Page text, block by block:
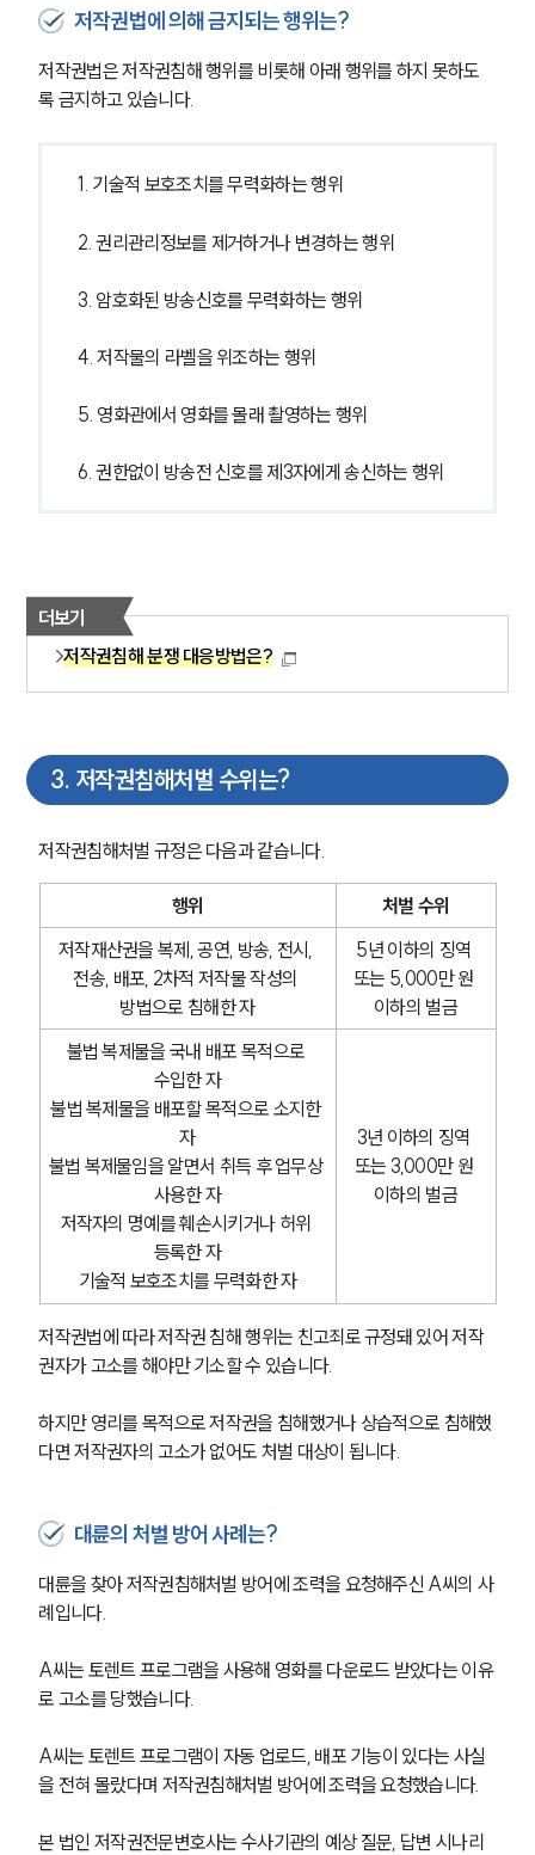
저작권법에 의해 금지되는 행위는?
저작권법은 저작권침해 행위를 비롯해 아래 행위를 하지 못하도
록 금지하고 있습니다.
1. 기술적 보호조치를 무력화하는 행위
2. 권리관리정보를 제거하거나 변경하는 행위
3. 암호화된 방송신호를 무력화하는 행위
4. 저작물의 라벨을 위조하는 행위
5. 영화관에서 영화를 몰래 촬영하는 행위
6. 권한없이 방송전 신호를 제3자에게 송신하는 행위
더보기
저작권침해 분쟁 대응방법은?
3. 저작권침해처벌 수위는?
저작권침해처벌 규정은 다음과 같습니다.
행위
처벌 수위
저작재산권을 복제, 공연, 방송, 전시,
전송, 배포, 2차적 저작물 작성의
방법으로 침해한 자
5년 이하의 징역
또는 5,000만 원
이하의 벌금
불법 복제물을 국내 배포 목적으로
수입한 자
불법 복제물을 배포할 목적으로 소지한
자
불법 복제물임을 알면서 취득 후 업무상
사용한 자
저작자의 명예를 훼손시키거나 허위
등록한 자
기술적 보호조치를 무력화한 자
3년 이하의 징역
또는 3,000만 원
이하의 벌금
저작권법에 따라 저작권 침해 행위는 친고죄로 규정돼 있어 저작
권자가 고소를 해야만 기소할 수 있습니다.
하지만 영리를 목적으로 저작권을 침해했거나 상습적으로 침해했
다면 저작권자의 고소가 없어도 처벌 대상이 됩니다.
대륜의 처벌 방어 사례는?
대륜을 찾아 저작권침해처벌 방어에 조력을 요청해주신 A씨의 사
례입니다.
A씨는 토렌트 프로그램을 사용해 영화를 다운로드 받았다는 이유
로 고소를 당했습니다.
A씨는 토렌트 프로그램이 자동 업로드, 배포 기능이 있다는 사실
을 전혀 몰랐다며 저작권침해처벌 방어에 조력을 요청했습니다.
본 법인 저작권전문변호사는 수사기관의 예상 질문, 답변 시나리